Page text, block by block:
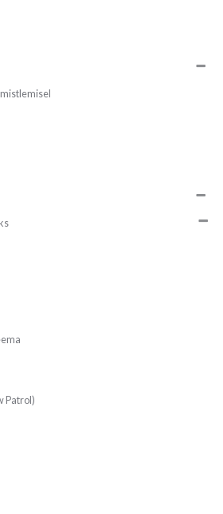
Patrol)